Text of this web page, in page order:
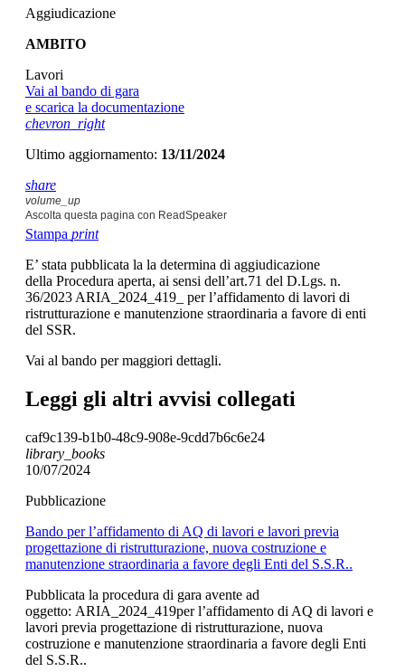
Aggiudicazione
AMBITO
Lavori
Vai al bando di gara
e scarica la documentazione
chevron_right
Ultimo aggiornamento: 13/11/2024
share
volume_up
Ascolta questa pagina con ReadSpeaker
Stampa print
E’ stata pubblicata la la determina di aggiudicazione
della Procedura aperta, ai sensi dell’art.71 del D.Lgs. n.
36/2023 ARIA_2024_419_ per l’affidamento di lavori di
ristrutturazione e manutenzione straordinaria a favore di enti
del SSR.
Vai al bando per maggiori dettagli.
Leggi gli altri avvisi collegati
caf9c139-b1b0-48c9-908e-9cdd7b6c6e24
library_books
10/07/2024
Pubblicazione
Bando per l’affidamento di AQ di lavori e lavori previa
progettazione di ristrutturazione, nuova costruzione e
manutenzione straordinaria a favore degli Enti del S.S.R..
Pubblicata la procedura di gara avente ad
oggetto: ARIA_2024_419per l’affidamento di AQ di lavori e
lavori previa progettazione di ristrutturazione, nuova
costruzione e manutenzione straordinaria a favore degli Enti
del S.S.R..